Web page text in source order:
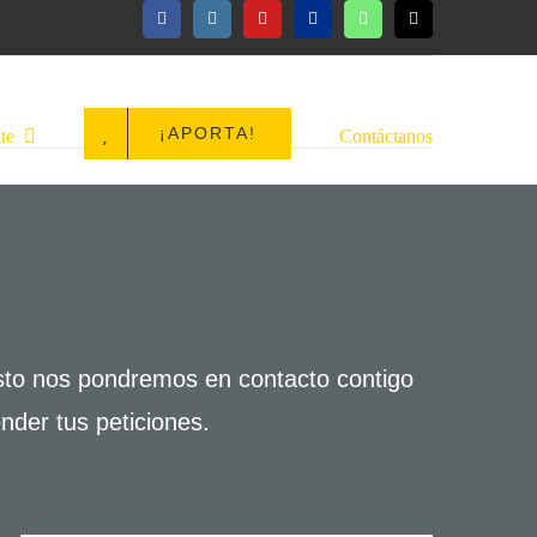
¡APORTA! Contáctanos
nos pondremos en contacto contigo
tus peticiones.